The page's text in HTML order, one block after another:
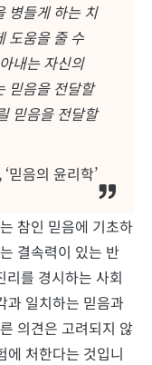
병들게 하는 치
도움을 줄 수
내는 자신의
믿음을 전달할
믿음을 전달할
믿음의 윤리학’
참인 믿음에 기초하
결속력이 있는 반
리를 경시하는 사회
과 일치하는 믿음과
의견은 고려되지 않
에 처한다는 것입니